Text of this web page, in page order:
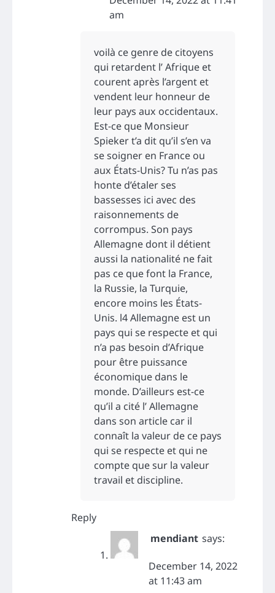
am
voilà ce genre de citoyens
qui retardent l’ Afrique et
courent après l’argent et
vendent leur honneur de
leur pays aux occidentaux.
Est-ce que Monsieur
Spieker t’a dit qu’il s’en va
se soigner en France ou
aux États-Unis? Tu n’as pas
honte d’étaler ses
bassesses ici avec des
raisonnements de
corrompus. Son pays
Allemagne dont il détient
aussi la nationalité ne fait
pas ce que font la France,
la Russie, la Turquie,
encore moins les États-
Unis. l4 Allemagne est un
pays qui se respecte et qui
n’a pas besoin d’Afrique
pour être puissance
économique dans le
monde. D’ailleurs est-ce
qu’il a cité l’ Allemagne
dans son article car il
connaît la valeur de ce pays
qui se respecte et qui ne
compte que sur la valeur
travail et discipline.
Reply
mendiant says:
December 14, 2022
at 11:43 am